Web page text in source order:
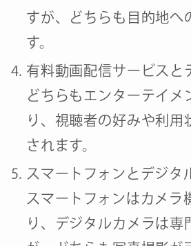
すが、どちらも目的地へ
す。
有料動画配信サービスと
どちらもエンターテイメ
り、視聴者の好みや利用
されます。
スマートフォンとデジタ
スマートフォンはカメラ
り、デジタルカメラは専